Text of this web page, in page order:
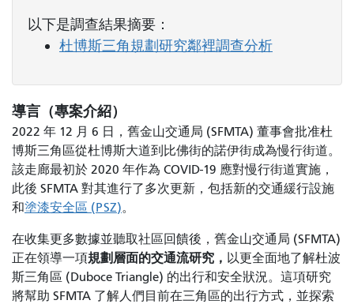
以下是調查結果摘要：
杜博斯三角規劃研究鄰裡調查分析
導言（專案介紹）
2022 年 12 月 6 日，舊金山交通局 (SFMTA) 董事會批准杜
博斯三角區從杜博斯大道到比佛街的諾伊街成為慢行街道。
該走廊最初於 2020 年作為 COVID-19 應對慢行街道實施，
此後 SFMTA 對其進行了多次更新，包括新的交通緩行設施
和塗漆安全區 (PSZ)。
在收集更多數據並聽取社區回饋後，舊金山交通局 (SFMTA)
正在領導一項規劃層面的交通流研究， 以更全面地了解杜波
斯三角區 (Duboce Triangle) 的出行和安全狀況。這項研究
將幫助 SFMTA 了解人們目前在三角區的出行方式，並探索